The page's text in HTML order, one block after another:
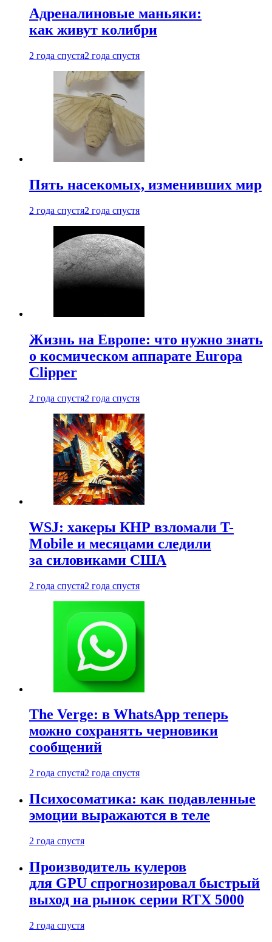
Адреналиновые маньяки:
как живут колибри
2 года спустя2 года спустя
Пять насекомых, изменивших мир
2 года спустя2 года спустя
Жизнь на Европе: что нужно знать
о космическом аппарате Europa
Clipper
2 года спустя2 года спустя
WSJ: хакеры КНР взломали T-
Mobile и месяцами следили
за силовиками США
2 года спустя2 года спустя
The Verge: в WhatsApp теперь
можно сохранять черновики
сообщений
2 года спустя2 года спустя
Психосоматика: как подавленные
эмоции выражаются в теле
2 года спустя
Производитель кулеров
для GPU спрогнозировал быстрый
выход на рынок серии RTX 5000
2 года спустя